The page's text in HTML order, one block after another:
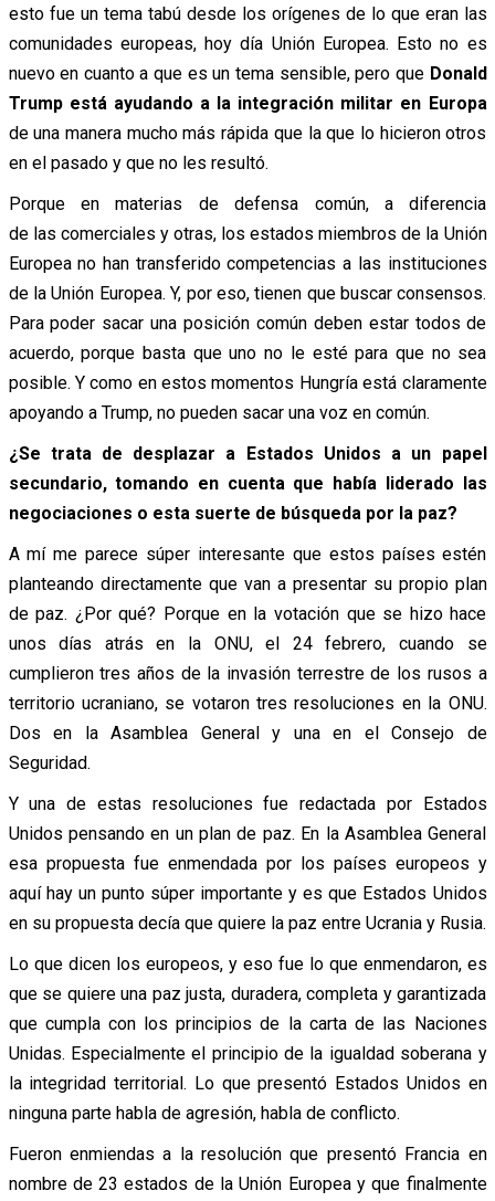
esto fue un tema tabú desde los orígenes de lo que eran las
comunidades europeas, hoy día Unión Europea. Esto no es
nuevo en cuanto a que es un tema sensible, pero queDonald
Trump está ayudando a la integración militar en Europa
de una manera mucho más rápida que la que lo hicieron otros
en el pasado y que no les resultó.
Porque en materias de defensa común, a diferencia
de las comerciales y otras, los estados miembros de la Unión
Europea no han transferido competencias a las instituciones
de la Unión Europea. Y, por eso, tienen que buscar consensos.
Para poder sacar una posición común deben estar todos de
acuerdo, porque basta que uno no le esté para que no sea
posible. Y como en estos momentos Hungría está claramente
apoyando a Trump, no pueden sacar una voz en común.
¿Se trata de desplazar a Estados Unidos a un papel
secundario, tomando en cuenta que había liderado las
negociaciones o esta suerte de búsqueda por la paz?
A mí me parece súper interesante que estos países estén
planteando directamente que van a presentar su propio plan
de paz. ¿Por qué? Porque en la votación que se hizo hace
unos días atrás en la ONU, el 24 febrero, cuando se
cumplieron tres años de la invasión terrestre de los rusos a
territorio ucraniano, se votaron tres resoluciones en la ONU.
Dos en la Asamblea General y una en el Consejo de
Seguridad.
Y una de estas resoluciones fue redactada por Estados
Unidos pensando en un plan de paz. En la Asamblea General
esa propuesta fue enmendada por los países europeos y
aquí hay un punto súper importante y es que Estados Unidos
en su propuesta decía que quiere la paz entre Ucrania y Rusia.
Lo que dicen los europeos, y eso fue lo que enmendaron, es
que se quiere una paz justa, duradera, completa y garantizada
que cumpla con los principios de la carta de las Naciones
Unidas. Especialmente el principio de la igualdad soberana y
la integridad territorial. Lo que presentó Estados Unidos en
ninguna parte habla de agresión, habla de conflicto.
Fueron enmiendas a la resolución que presentó Francia en
nombre de 23 estados de la Unión Europea y que finalmente